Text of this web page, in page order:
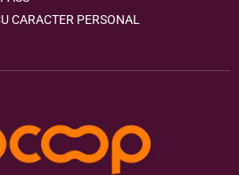
CARACTER PERSONAL